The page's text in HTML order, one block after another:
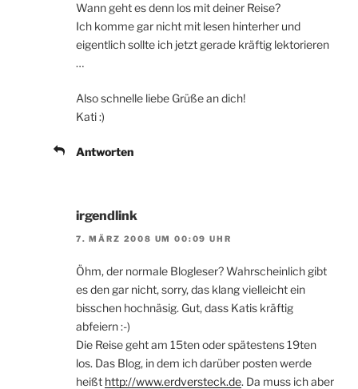
Wann geht es denn los mit deiner Reise?
Ich komme gar nicht mit lesen hinterher und
eigentlich sollte ich jetzt gerade kräftig lektorieren
…
Also schnelle liebe Grüße an dich!
Kati :)
Antworten
irgendlink
7. MÄRZ 2008 UM 00:09 UHR
Öhm, der normale Blogleser? Wahrscheinlich gibt
es den gar nicht, sorry, das klang vielleicht ein
bisschen hochnäsig. Gut, dass Katis kräftig
abfeiern :-)
Die Reise geht am 15ten oder spätestens 19ten
los. Das Blog, in dem ich darüber posten werde
heißt http://www.erdversteck.de. Da muss ich aber